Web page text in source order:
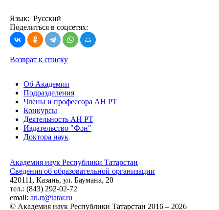
Язык: Русский
Поделиться в соцсетях:
Возврат к списку
Об Академии
Подразделения
Члены и профессора АН РТ
Конкурсы
Деятельность АН РТ
Издательство "Фән"
Доктора наук
Академия наук Республики Татарстан
Сведения об образовательной организации
420111, Казань, ул. Баумана, 20
тел.: (843) 292-02-72
email: an.rt@tatar.ru
© Академия наук Республики Татарстан 2016 – 2026